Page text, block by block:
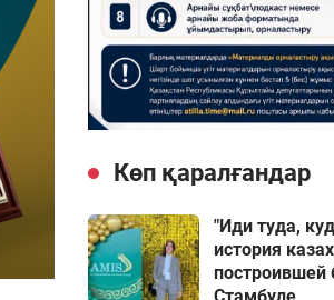
Көп қаралғандар
"Иди туда,
история
построившей